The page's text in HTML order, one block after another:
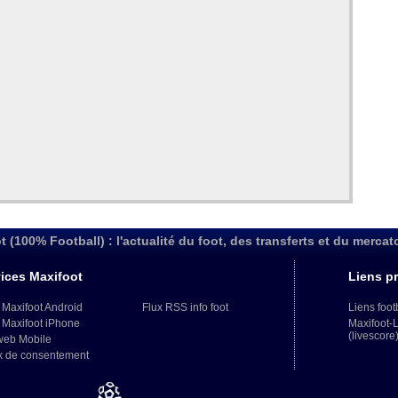
(100% Football) : l'actualité du foot, des transferts et du
Maxifoot
Android
iPhone
Mobile
de consentement
Flux RSS info foot
Liens
Liens
Maxifoot-
(livescore)